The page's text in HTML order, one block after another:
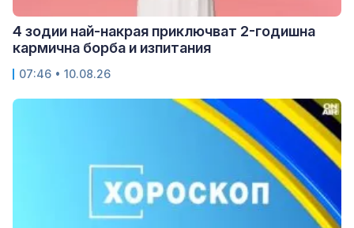
4 зодии най-накрая приключват 2-годишна
кармична борба и изпитания
07:46 • 10.08.26